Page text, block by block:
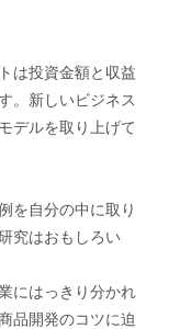
は投資金額と収益
。新しいビジネス
デルを取り上げて
を自分の中に取り
究はおもしろい
にはっきり分かれ
品開発のコツに迫